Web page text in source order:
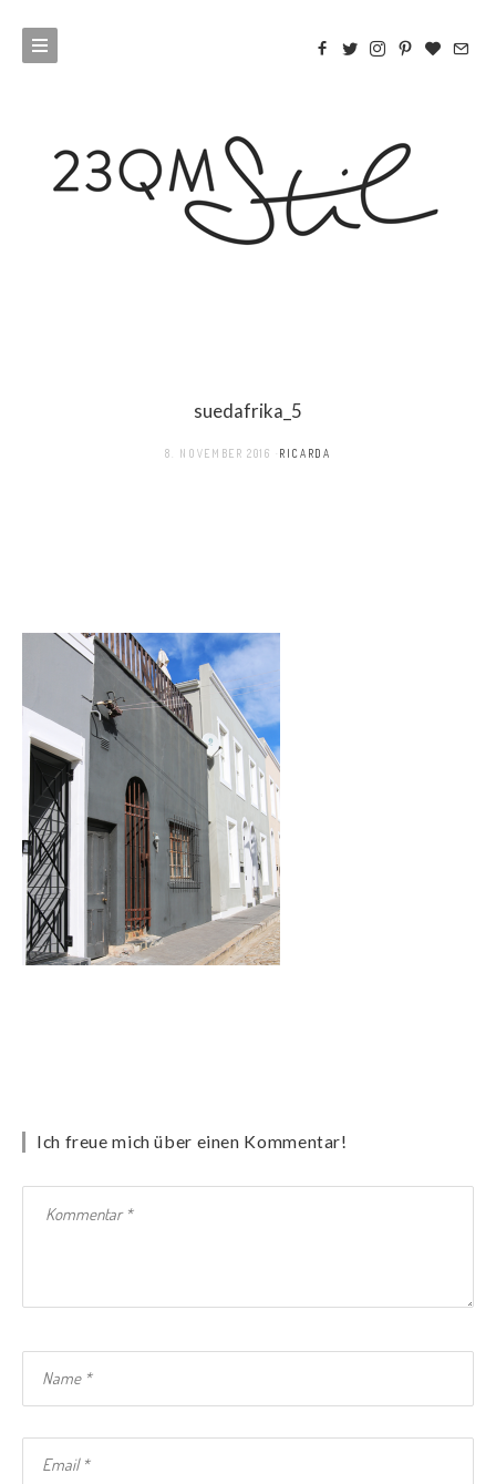
suedafrika_5
8. NOVEMBER 2016 RICARDA
Ich freue mich über einen Kommentar!